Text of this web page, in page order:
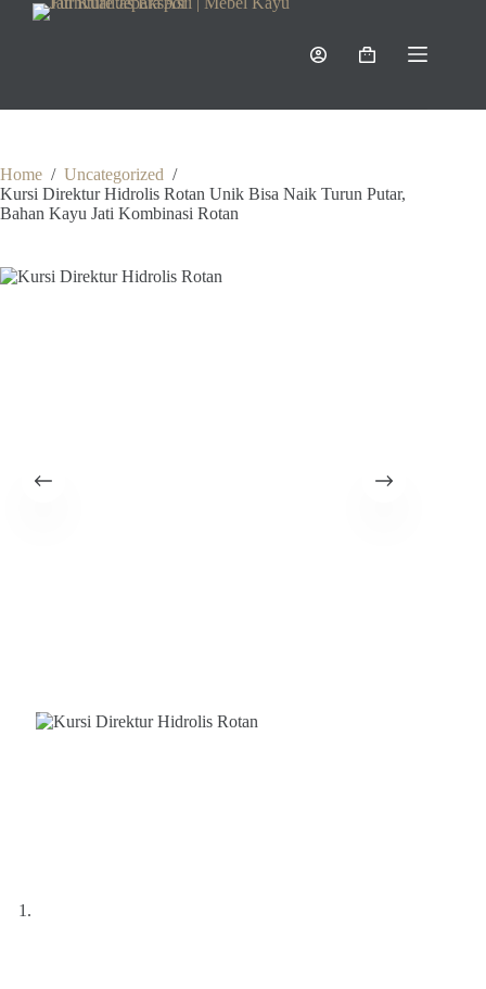
Shopping
Home / Uncategorized /
Kursi Direktur Hidrolis Rotan Unik Bisa Naik Turun Putar,
Bahan Kayu Jati Kombinasi Rotan